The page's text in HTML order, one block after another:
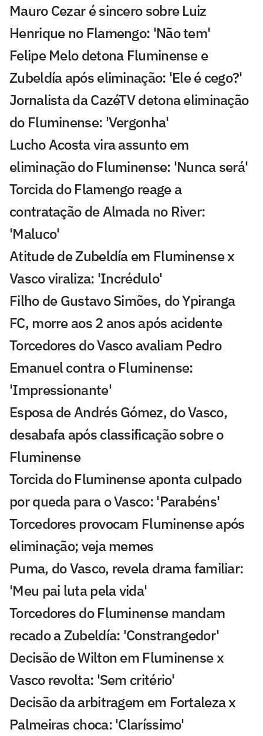
Mauro Cezar é sincero sobre Luiz
Henrique no Flamengo: 'Não tem'
Felipe Melo detona Fluminense e
Zubeldía após eliminação: 'Ele é cego?'
Jornalista da CazéTV detona eliminação
do Fluminense: 'Vergonha'
Lucho Acosta vira assunto em
eliminação do Fluminense: 'Nunca será'
Torcida do Flamengo reage a
contratação de Almada no River:
'Maluco'
Atitude de Zubeldía em Fluminense x
Vasco viraliza: 'Incrédulo'
Filho de Gustavo Simões, do Ypiranga
FC, morre aos 2 anos após acidente
Torcedores do Vasco avaliam Pedro
Emanuel contra o Fluminense:
'Impressionante'
Esposa de Andrés Gómez, do Vasco,
desabafa após classificação sobre o
Fluminense
Torcida do Fluminense aponta culpado
por queda para o Vasco: 'Parabéns'
Torcedores provocam Fluminense após
eliminação; veja memes
Puma, do Vasco, revela drama familiar:
'Meu pai luta pela vida'
Torcedores do Fluminense mandam
recado a Zubeldía: 'Constrangedor'
Decisão de Wilton em Fluminense x
Vasco revolta: 'Sem critério'
Decisão da arbitragem em Fortaleza x
Palmeiras choca: 'Claríssimo'